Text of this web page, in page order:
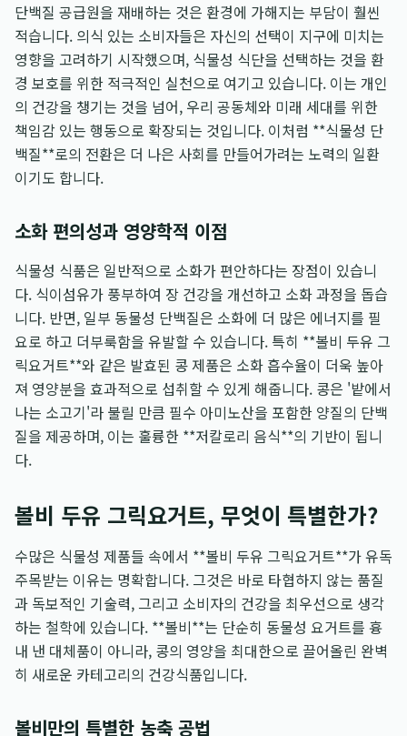
단백질 공급원을 재배하는 것은 환경에 가해지는 부담이 훨씬
적습니다. 의식 있는 소비자들은 자신의 선택이 지구에 미치는
영향을 고려하기 시작했으며, 식물성 식단을 선택하는 것을 환
경 보호를 위한 적극적인 실천으로 여기고 있습니다. 이는 개인
의 건강을 챙기는 것을 넘어, 우리 공동체와 미래 세대를 위한
책임감 있는 행동으로 확장되는 것입니다. 이처럼 **식물성 단
백질**로의 전환은 더 나은 사회를 만들어가려는 노력의 일환
이기도 합니다.
소화 편의성과 영양학적 이점
식물성 식품은 일반적으로 소화가 편안하다는 장점이 있습니
다. 식이섬유가 풍부하여 장 건강을 개선하고 소화 과정을 돕습
니다. 반면, 일부 동물성 단백질은 소화에 더 많은 에너지를 필
요로 하고 더부룩함을 유발할 수 있습니다. 특히 **볼비 두유 그
릭요거트**와 같은 발효된 콩 제품은 소화 흡수율이 더욱 높아
져 영양분을 효과적으로 섭취할 수 있게 해줍니다. 콩은 '밭에서
나는 소고기'라 불릴 만큼 필수 아미노산을 포함한 양질의 단백
질을 제공하며, 이는 훌륭한 **저칼로리 음식**의 기반이 됩니
다.
볼비 두유 그릭요거트, 무엇이 특별한가?
수많은 식물성 제품들 속에서 **볼비 두유 그릭요거트**가 유독
주목받는 이유는 명확합니다. 그것은 바로 타협하지 않는 품질
과 독보적인 기술력, 그리고 소비자의 건강을 최우선으로 생각
하는 철학에 있습니다. **볼비**는 단순히 동물성 요거트를 흉
내 낸 대체품이 아니라, 콩의 영양을 최대한으로 끌어올린 완벽
히 새로운 카테고리의 건강식품입니다.
볼비만의 특별한 농축 공법